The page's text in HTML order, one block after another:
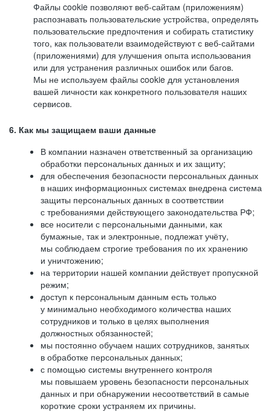
Файлы cookie позволяют веб-сайтам (приложениям)
распознавать пользовательские устройства, определять
пользовательские предпочтения и собирать статистику
того, как пользователи взаимодействуют с веб-сайтами
(приложениями) для улучшения опыта использования
или для устранения различных ошибок или багов.
Мы не используем файлы cookie для установления
вашей личности как конкретного пользователя наших
сервисов.
6. Как мы защищаем ваши данные
В компании назначен ответственный за организацию
обработки персональных данных и их защиту;
для обеспечения безопасности персональных данных
в наших информационных системах внедрена система
защиты персональных данных в соответствии
с требованиями действующего законодательства РФ;
все носители с персональными данными, как
бумажные, так и электронные, подлежат учёту,
мы соблюдаем строгие требования по их хранению
и уничтожению;
на территории нашей компании действует пропускной
режим;
доступ к персональным данным есть только
у минимально необходимого количества наших
сотрудников и только в целях выполнения
должностных обязанностей;
мы постоянно обучаем наших сотрудников, занятых
в обработке персональных данных;
с помощью системы внутреннего контроля
мы повышаем уровень безопасности персональных
данных и при обнаружении несоответствий в самые
короткие сроки устраняем их причины.